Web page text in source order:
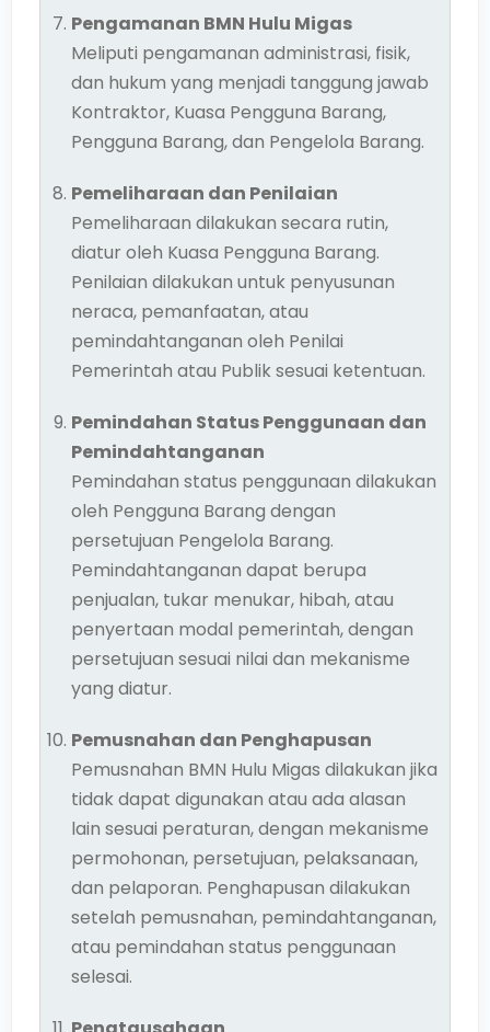
Pengamanan BMN Hulu Migas
Meliputi pengamanan administrasi, fisik,
dan hukum yang menjadi tanggung jawab
Kontraktor, Kuasa Pengguna Barang,
Pengguna Barang, dan Pengelola Barang.
Pemeliharaan dan Penilaian
Pemeliharaan dilakukan secara rutin,
diatur oleh Kuasa Pengguna Barang.
Penilaian dilakukan untuk penyusunan
neraca, pemanfaatan, atau
pemindahtanganan oleh Penilai
Pemerintah atau Publik sesuai ketentuan.
Pemindahan Status Penggunaan dan
Pemindahtanganan
Pemindahan status penggunaan dilakukan
oleh Pengguna Barang dengan
persetujuan Pengelola Barang.
Pemindahtanganan dapat berupa
penjualan, tukar menukar, hibah, atau
penyertaan modal pemerintah, dengan
persetujuan sesuai nilai dan mekanisme
yang diatur.
Pemusnahan dan Penghapusan
Pemusnahan BMN Hulu Migas dilakukan jika
tidak dapat digunakan atau ada alasan
lain sesuai peraturan, dengan mekanisme
permohonan, persetujuan, pelaksanaan,
dan pelaporan. Penghapusan dilakukan
setelah pemusnahan, pemindahtanganan,
atau pemindahan status penggunaan
selesai.